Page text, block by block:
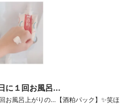
に１回お風呂...
お風呂上がりの…【酒粕パック】✨笑ほ